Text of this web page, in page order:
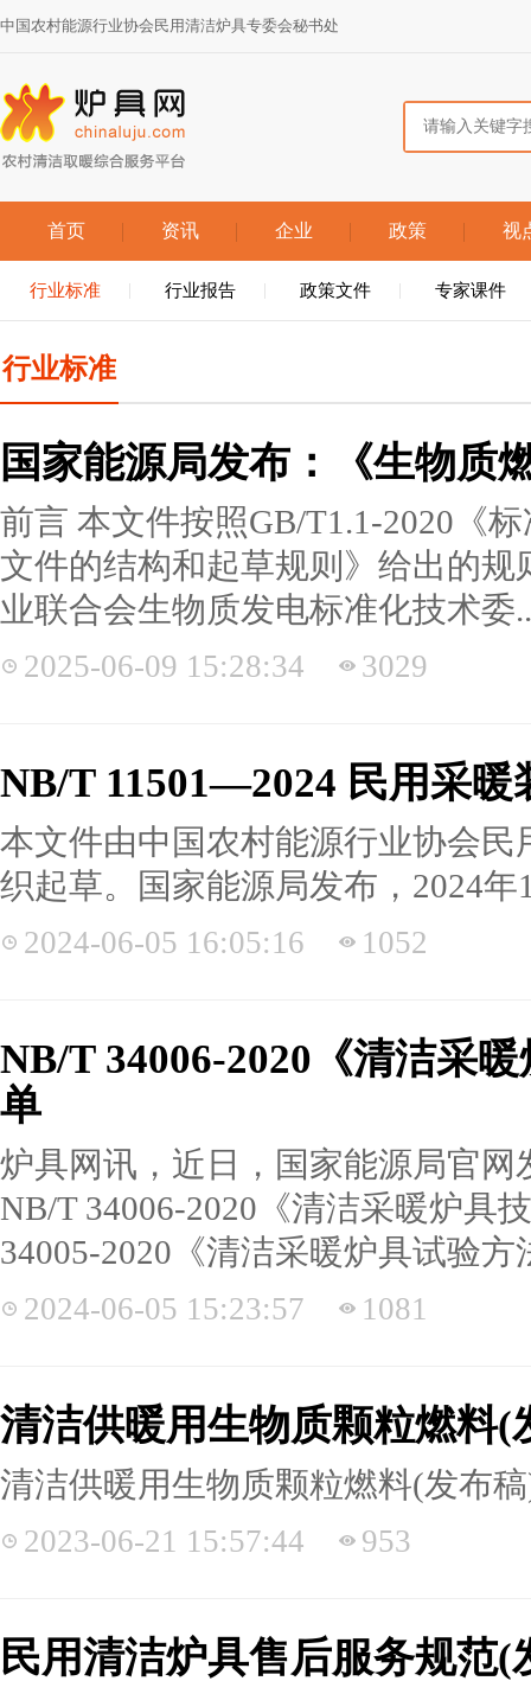
中国农村能源行业协会民用清洁炉具专委会秘书处
首页 资讯 企业 政策 视
行业标准 行业报告 政策文件 专家课件
行业标准
国家能源局发布：《生物质
前言 本文件按照GB/T1.1-2020《
文件的结构和起草规则》给出的
业联合会生物质发电标准化技术委
2025-06-09 15:28:34 3029
NB/T 11501—2024 民用采暖
本文件由中国农村能源行业协会
织起草。国家能源局发布，2024年
2024-06-05 16:05:16 1052
NB/T 34006-2020《清洁采
单
炉具网讯，近日，国家能源局官网
NB/T 34006-2020《清洁采暖炉具
34005-2020《清洁采暖炉具试验方
2024-06-05 15:23:57 1081
清洁供暖用生物质颗粒燃料(
清洁供暖用生物质颗粒燃料(发布
2023-06-21 15:57:44 953
民用清洁炉具售后服务规范(